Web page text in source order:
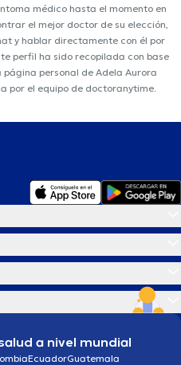
médico hasta el momento en
el mejor doctor de su elección,
y hablar directamente con él por
perfil ha sido recopilada con base
personal de Adela Aurora
por el equipo de doctoranytime.
a nivel mundial
EcuadorGuatemala